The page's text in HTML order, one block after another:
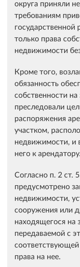
округа приняли
требованиям
государственной
только права
недвижимости
Кроме того,
обязанность
собственности
преследовали
распоряжения
участком,
недвижимости, и
него к арендатору.
Согласно п. 2 ст.
предусмотрено
недвижимости,
сооружения или
находящегося на
передаваемой с
соответствующей
права на нее.